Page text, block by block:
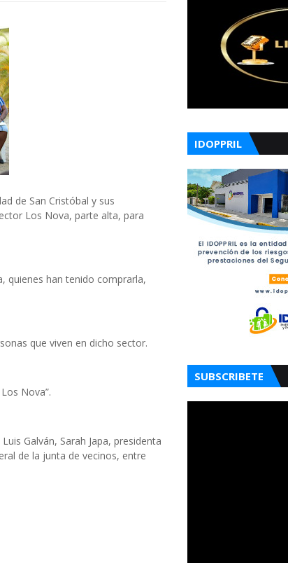
de San Cristóbal y sus
Los Nova, parte alta, para
quienes han tenido comprarla,
que viven en dicho sector.
Nova”.
Galván, Sarah Japa, presidenta
de la junta de vecinos, entre
IDOPPRIL
SUBSCRIBETE